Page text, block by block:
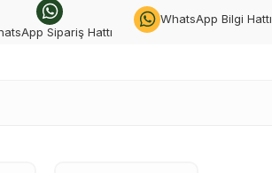
Sipariş Hattı
WhatsApp Bilgi Hattı